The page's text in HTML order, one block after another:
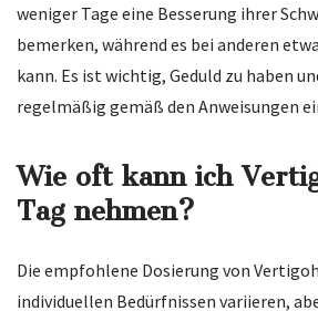
weniger Tage eine Besserung ihrer
bemerken, während es bei anderen
kann. Es ist wichtig, Geduld zu haben
regelmäßig gemäß den Anweisungen
Wie oft kann ich
Tag nehmen?
Die empfohlene Dosierung von
individuellen Bedürfnissen variieren,